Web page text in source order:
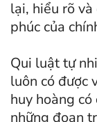
lại, hiểu rõ
phúc của
Qui luật tự
luôn có được
huy hoàng
những đoạn